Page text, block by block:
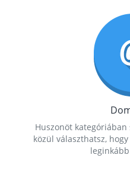
Huszonöt
közül választhatsz,